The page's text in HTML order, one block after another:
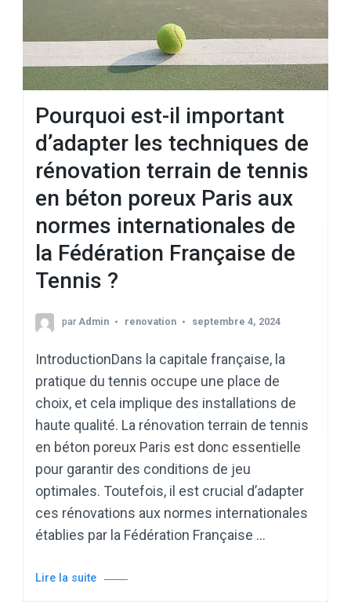
Pourquoi est-il important
d’adapter les techniques de
rénovation terrain de tennis
en béton poreux Paris aux
normes internationales de
la Fédération Française de
Tennis ?
par Admin renovation septembre 4, 2024
IntroductionDans la capitale française, la
pratique du tennis occupe une place de
choix, et cela implique des installations de
haute qualité. La rénovation terrain de tennis
en béton poreux Paris est donc essentielle
pour garantir des conditions de jeu
optimales. Toutefois, il est crucial d’adapter
ces rénovations aux normes internationales
établies par la Fédération Française …
Lire la suite